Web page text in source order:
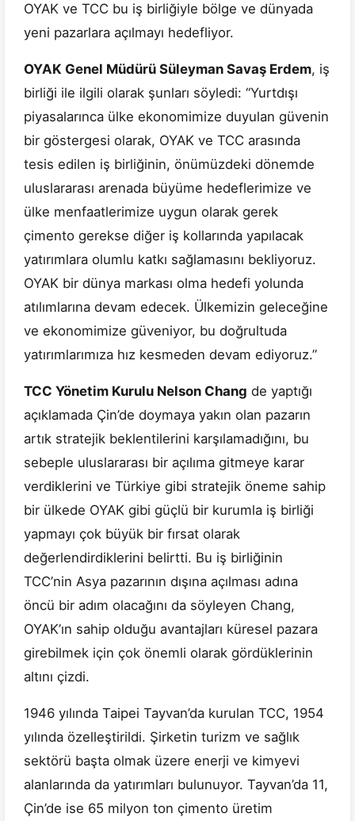
OYAK ve TCC bu iş birliğiyle bölge ve dünyada
yeni pazarlara açılmayı hedefliyor.
OYAK Genel Müdürü Süleyman Savaş Erdem, iş
birliği ile ilgili olarak şunları söyledi: “Yurtdışı
piyasalarınca ülke ekonomimize duyulan güvenin
bir göstergesi olarak, OYAK ve TCC arasında
tesis edilen iş birliğinin, önümüzdeki dönemde
uluslararası arenada büyüme hedeflerimize ve
ülke menfaatlerimize uygun olarak gerek
çimento gerekse diğer iş kollarında yapılacak
yatırımlara olumlu katkı sağlamasını bekliyoruz.
OYAK bir dünya markası olma hedefi yolunda
atılımlarına devam edecek. Ülkemizin geleceğine
ve ekonomimize güveniyor, bu doğrultuda
yatırımlarımıza hız kesmeden devam ediyoruz.”
TCC Yönetim Kurulu Nelson Chang de yaptığı
açıklamada Çin’de doymaya yakın olan pazarın
artık stratejik beklentilerini karşılamadığını, bu
sebeple uluslararası bir açılıma gitmeye karar
verdiklerini ve Türkiye gibi stratejik öneme sahip
bir ülkede OYAK gibi güçlü bir kurumla iş birliği
yapmayı çok büyük bir fırsat olarak
değerlendirdiklerini belirtti. Bu iş birliğinin
TCC’nin Asya pazarının dışına açılması adına
öncü bir adım olacağını da söyleyen Chang,
OYAK’ın sahip olduğu avantajları küresel pazara
girebilmek için çok önemli olarak gördüklerinin
altını çizdi.
1946 yılında Taipei Tayvan’da kurulan TCC, 1954
yılında özelleştirildi. Şirketin turizm ve sağlık
sektörü başta olmak üzere enerji ve kimyevi
alanlarında da yatırımları bulunuyor. Tayvan’da 11,
Çin’de ise 65 milyon ton çimento üretim